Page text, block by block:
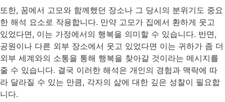
또한, 꿈에서 고모와 함께했던 장소나 그 당시의 분위기도 중요
한 해석 요소로 작용합니다. 만약 고모가 집에서 환하게 웃고
있었다면, 이는 가정에서의 행복을 의미할 수 있습니다. 반면,
공원이나 다른 외부 장소에서 웃고 있었다면 이는 귀하가 좀 더
외부 세계와의 소통을 통해 행복을 찾아갈 것이라는 메시지를
줄 수 있습니다. 결국 이러한 해석은 개인의 경험과 맥락에 따
라 달라질 수 있는 만큼, 각자의 삶에 대한 깊은 성찰이 필요합
니다.